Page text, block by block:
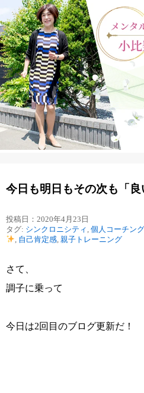
今日も明日もその次も「良
投稿日：2020年4月23日
タグ: シンクロニシティ 個人コーチン
自己肯定感, 親子トレーニング
さて、
調子に乗って
今日は2回目のブログ更新だ！